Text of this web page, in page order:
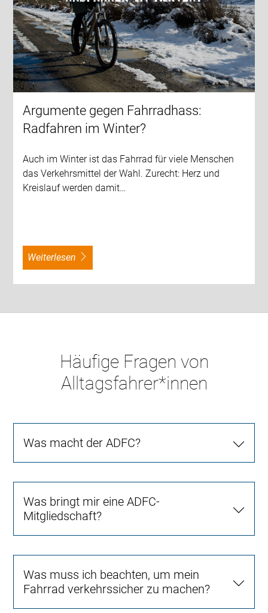
Argumente gegen Fahrradhass:
Radfahren im Winter?
Auch im Winter ist das Fahrrad für viele Menschen
das Verkehrsmittel der Wahl. Zurecht: Herz und
Kreislauf werden damit…
weiterlesen
Häufige Fragen von
Alltagsfahrer*innen
Was macht der ADFC?
Was bringt mir eine ADFC-
Mitgliedschaft?
Was muss ich beachten, um mein
Fahrrad verkehrssicher zu machen?